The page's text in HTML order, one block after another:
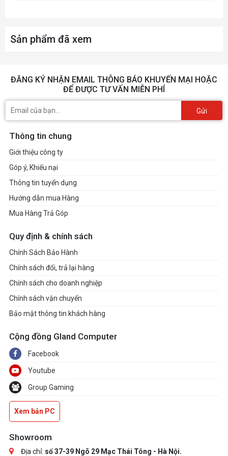
Sản phẩm đã xem
ĐĂNG KÝ NHẬN EMAIL THÔNG BÁO KHUYẾN MẠI HOẶC
ĐỂ ĐƯỢC TƯ VẤN MIỄN PHÍ
Gửi
Thông tin chung
Giới thiệu công ty
Góp ý, Khiếu nại
Thông tin tuyển dụng
Hướng dẫn mua Hàng
Mua Hàng Trả Góp
Quy định & chính sách
Chính Sách Bảo Hành
Chính sách đổi, trả lại hàng
Chính sách cho doanh nghiệp
Chính sách vận chuyển
Bảo mật thông tin khách hàng
Cộng đồng Gland Computer
Facebook
Youtube
Group Gaming
Xem bản PC
Showroom
Địa chỉ: số 37-39 Ngõ 29 Mạc Thái Tông - Hà Nội.